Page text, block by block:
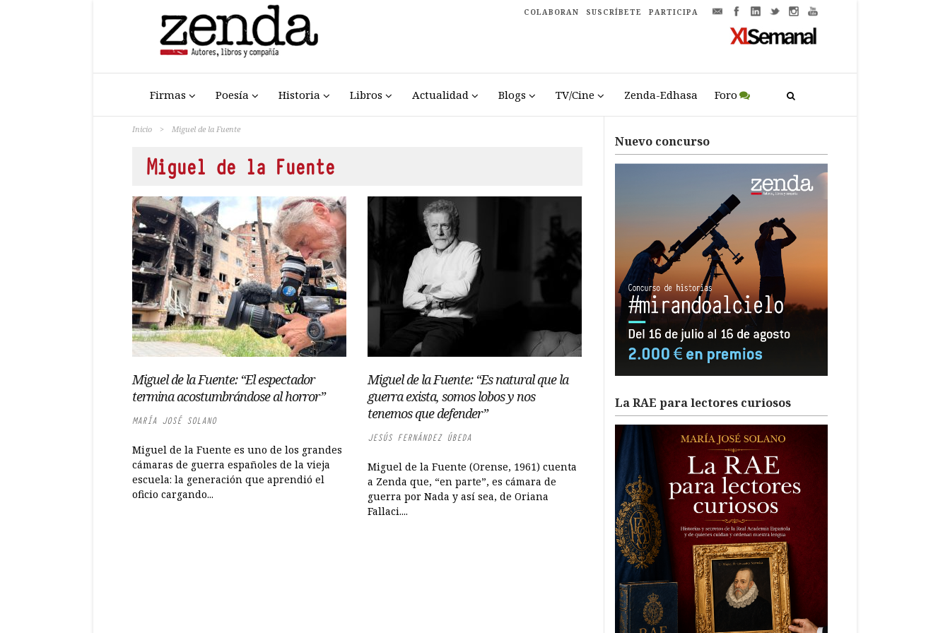
COLABORAN SUSCRÍBETE PARTICIPA
Firmas Poesía Historia Libros Actualidad Blogs TV/Cine Zenda-Edhasa Foro
Inicio > Miguel de la Fuente
Miguel de la Fuente
Miguel de la Fuente: “El espectador
termina acostumbrándose al horror”
MARÍA JOSÉ SOLANO
Miguel de la Fuente es uno de los grandes
cámaras de guerra españoles de la vieja
escuela: la generación que aprendió el
oficio cargando...
Miguel de la Fuente: “Es natural que la
guerra exista, somos lobos y nos
tenemos que defender”
JESÚS FERNÁNDEZ ÚBEDA
Miguel de la Fuente (Orense, 1961) cuenta
a Zenda que, “en parte”, es cámara de
guerra por Nada y así sea, de Oriana
Fallaci....
Nuevo concurso
La RAE para lectores curiosos